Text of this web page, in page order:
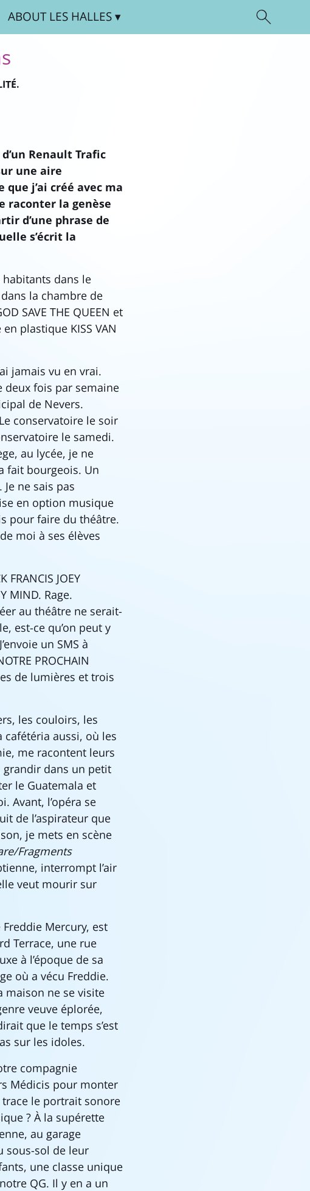
ABOUTLES HALLES
Renault Trafic
une aire
que j’ai créé avec ma
raconter la genèse
d’une phrase de
s’écrit la
habitants dans le
la chambre de
SAVE THE QUEEN et
plastique KISS VAN
jamais vu en vrai.
deux fois par semaine
de Nevers.
conservatoire le soir
le samedi.
au lycée, je ne
fait bourgeois. Un
ne sais pas
en option musique
pour faire du théâtre.
moi à ses élèves
JOEY
MIND. Rage.
au théâtre ne serait-
est-ce qu’on peut y
un SMS à
PROCHAIN
de lumières et trois
les couloirs, les
cafétéria aussi, où les
me racontent leurs
grandir dans un petit
le Guatemala et
Avant, l’opéra se
de l’aspirateur que
je mets en scène
Fragments
interrompt l’air
veut mourir sur
Mercury, est
Terrace, une rue
à l’époque de sa
où a vécu Freddie.
maison ne se visite
veuve éplorée,
que le temps s’est
sur les idoles.
compagnie
Médicis pour monter
le portrait sonore
? À la supérette
au garage
sous-sol de leur
une classe unique
QG. Il y en a un